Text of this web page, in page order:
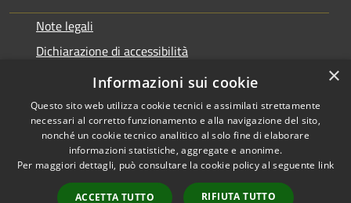
Note legali
Dichiarazione di accessibilità
Obbiettivi di accessibilità
Accessibilità
Copyright © 2026 • Comune di
Rialto • Powered by
Municipium•
Accesso
×
Informazioni sui cookie
Questo sito web utilizza cookie tecnici e assimilati strettamente
necessari al corretto funzionamento e alla navigazione del sito,
nonché un cookie tecnico analitico al solo fine di elaborare
informazioni statistiche, aggregate e anonime.
Per maggiori dettagli, può consultare la cookie policy al seguente link
ACCETTA TUTTO RIFIUTA TUTTO